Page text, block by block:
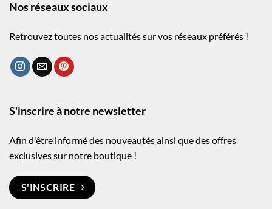
Nos réseaux sociaux
Retrouvez toutes nos actualités sur vos réseaux préférés !
S'inscrire à notre newsletter
Afin d'être informé des nouveautés ainsi que des offres
exclusives sur notre boutique !
S'INSCRIRE